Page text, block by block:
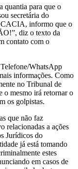
quantia para que o
secretária do
informo que o
diz o texto da
contato com o
WhatsApp
informações. Como
no Tribunal de
o mesmo irá retornar o
os golpistas.
que não faz
relacionadas a ações
Jurídicos do
já está tomando
estes
em casos de